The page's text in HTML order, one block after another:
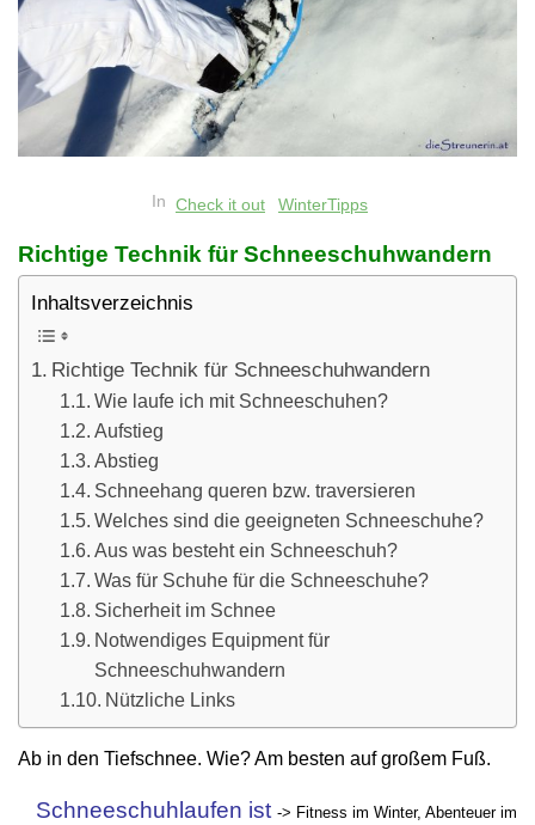
In Check it out WinterTipps
Richtige Technik für Schneeschuhwandern
Inhaltsverzeichnis
Richtige Technik für Schneeschuhwandern
Wie laufe ich mit Schneeschuhen?
Aufstieg
Abstieg
Schneehang queren bzw. traversieren
Welches sind die geeigneten Schneeschuhe?
Aus was besteht ein Schneeschuh?
Was für Schuhe für die Schneeschuhe?
Sicherheit im Schnee
Notwendiges Equipment für
Schneeschuhwandern
Nützliche Links
Ab in den Tiefschnee. Wie? Am besten auf großem Fuß.
Schneeschuhlaufen ist -> Fitness im Winter, Abenteuer im